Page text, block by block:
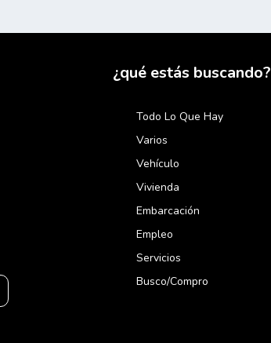
¿qué estás buscando?
Todo Lo Que Hay
Varios
Vehículo
Vivienda
Embarcación
Empleo
Servicios
Busco/compro